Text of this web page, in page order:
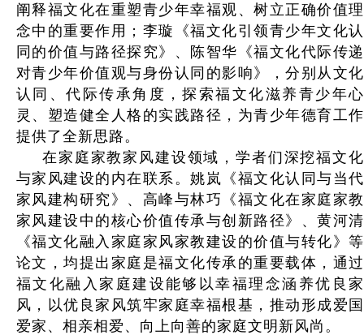
阐释福文化在重塑青少年幸福观、树立正确价值理
念中的重要作用；李璇《福文化引领青少年文化认
同的价值与路径探究》、陈智华《福文化代际传递
对青少年价值观与身份认同的影响》，分别从文化
认同、代际传承角度，探索福文化滋养青少年心
灵、塑造健全人格的实践路径，为青少年德育工作
提供了全新思路。
在家庭家教家风建设领域，学者们深挖福文化
与家风建设的内在联系。姚岚《福文化认同与当代
家风建构研究》、高峰与林巧《福文化在家庭家教
家风建设中的核心价值传承与创新路径》、黄河清
《福文化融入家庭家风家教建设的价值与转化》等
论文，均提出家庭是福文化传承的重要载体，通过
福文化融入家庭建设能够以幸福理念涵养优良家
风，以优良家风筑牢家庭幸福根基，推动形成爱国
爱家、相亲相爱、向上向善的家庭文明新风尚。